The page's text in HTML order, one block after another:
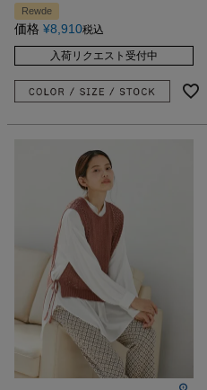
Rewde
価格 ¥8,910税込
入荷リクエスト受付中